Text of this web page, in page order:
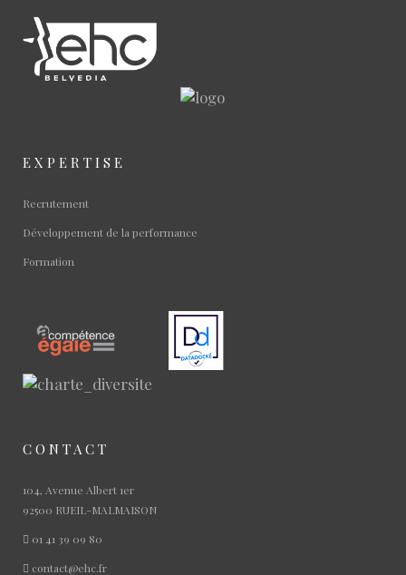
EXPERTISE
Recrutement
Développement de la performance
Formation
CONTACT
104, Avenue Albert 1er
92500 RUEIL-MALMAISON
01 41 39 09 80
contact@ehc.fr